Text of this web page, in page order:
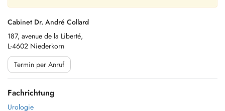
Cabinet Dr. André Collard
187, avenue de la Liberté,
L-4602 Niederkorn
Termin per Anruf
Fachrichtung
Urologie